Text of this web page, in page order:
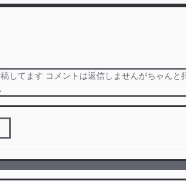
してます コメントは返信しませんがちゃんと